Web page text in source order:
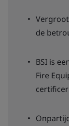
de
BSI is
Fire